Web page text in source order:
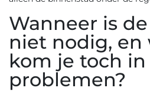
Wanneer is
niet nodig, en
kom je toch in
problemen?